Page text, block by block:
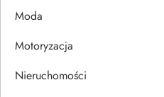
i
s
Moda
Motoryzacja
Nieruchomości